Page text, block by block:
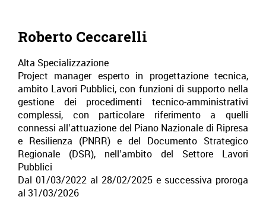
Roberto Ceccarelli
Alta Specializzazione
Project manager esperto in progettazione tecnica,
ambito Lavori Pubblici, con funzioni di supporto nella
gestione dei procedimenti tecnico-amministrativi
complessi, con particolare riferimento a quelli
connessi all’attuazione del Piano Nazionale di Ripresa
e Resilienza (PNRR) e del Documento Strategico
Regionale (DSR), nell’ambito del Settore Lavori
Pubblici
Dal 01/03/2022 al 28/02/2025 e successiva proroga
al 31/03/2026